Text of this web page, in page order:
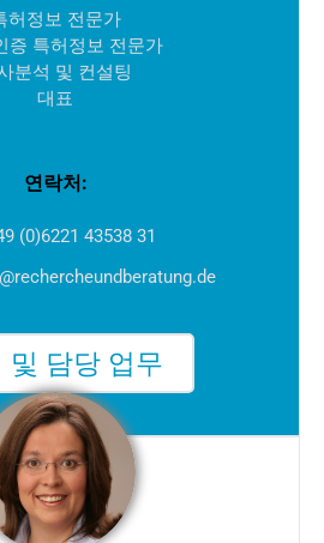
허정보 전문가
증 특허정보 전문가
분석 및 컨설팅
대표
연락처:
(0)6221 43538 31
및 담당 업무